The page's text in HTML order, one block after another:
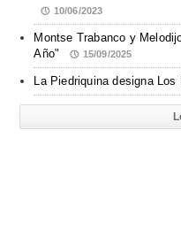
10/06/2023
Montse Trabanco y
Año"
15/09/2025
La Piedriquina designa Los